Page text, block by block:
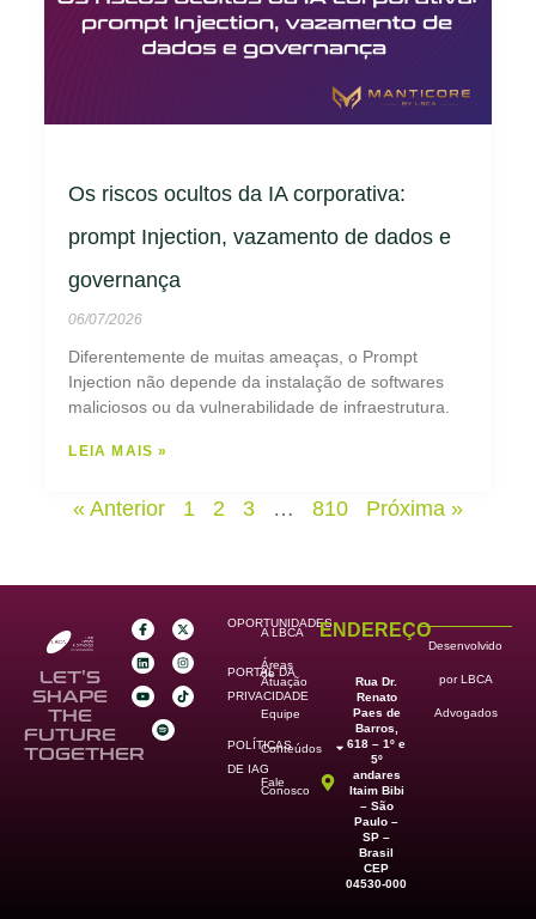
Os riscos ocultos da IA corporativa:
prompt Injection, vazamento de dados e
governança
06/07/2026
Diferentemente de muitas ameaças, o Prompt
Injection não depende da instalação de softwares
maliciosos ou da vulnerabilidade de infraestrutura.
LEIA MAIS »
« Anterior 1 2 3 … 810 Próxima »
LET’S
SHAPE
THE
FUTURE
TOGETHER
OPORTUNIDADES
PORTAL DA
PRIVACIDADE
POLÍTICAS
DE IAG
A LBCA
Áreas
de
Atuação
Equipe
Conteúdos
Fale
Conosco
ENDEREÇO
Rua Dr.
Renato
Paes de
Barros,
618 – 1º e
5º
andares
Itaim Bibi
– São
Paulo –
SP –
Brasil
CEP
04530-000
Desenvolvido
por LBCA
Advogados